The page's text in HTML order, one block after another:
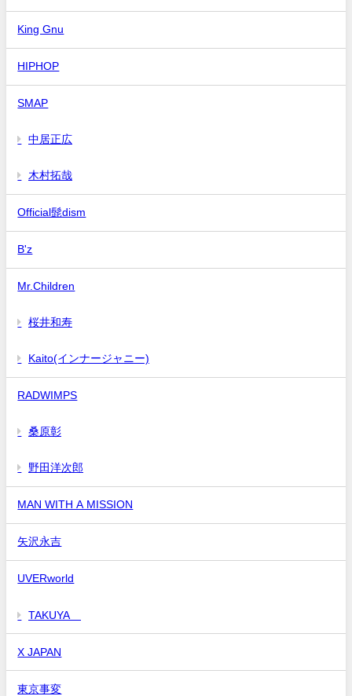
King Gnu
HIPHOP
SMAP
中居正広
木村拓哉
Official髭dism
B'z
Mr.Children
桜井和寿
Kaito(インナージャニー)
RADWIMPS
桑原彰
野田洋次郎
MAN WITH A MISSION
矢沢永吉
UVERworld
TAKUYA∞
X JAPAN
東京事変